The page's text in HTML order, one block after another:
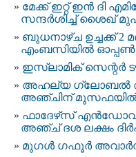
മേക്ക് ഇറ്റ് ഇൻ ദി
സന്ദർശിച്ച് ശൈഖ്
ബുധനാഴ്ച ഉച്ചക്ക് 2
എംബസിയിൽ
ഇസ്‌ലാമിക് സെന്റർ
അഹല്യ ഗ്ലോബൽ
അഞ്ചിന്
ഫാദേഴ്‌സ്
അഞ്ച് ദശ ലക്ഷം
മുഗള്‍ ഗഫൂര്‍ അവാര്‍ഡ്